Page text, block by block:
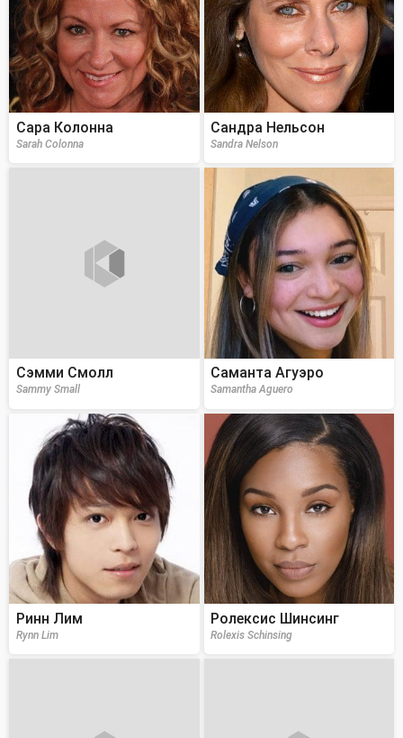
Сара Колонна
Sarah Colonna
Сандра Нельсон
Sandra Nelson
Сэмми Смолл
Sammy Small
Саманта Агуэро
Samantha Aguero
Ринн Лим
Rynn Lim
Ролексис Шинсинг
Rolexis Schinsing